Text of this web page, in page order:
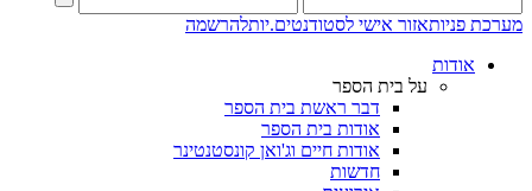
מערכת פניותאזור אישי לסטודנטים.יותלהרשמה
אודות
על בית הספר
דבר ראשת בית הספר
אודות בית הספר
אודות חיים וג'ואן קונסטנטינר
חדשות